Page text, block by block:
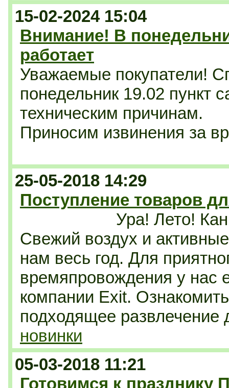
15-02-2024 15:04
Внимание! В
работает
Уважаемые покупатели!
понедельник 19.02 пункт
техническим причинам.
Приносим извинения за
25-05-2018 14:29
Поступление товаров
Ура! Лето!
Свежий воздух и
нам весь год. Для
времяпровождения у нас
компании Exit.
подходящее
новинки
05-03-2018 11:21
Готовимся к празднику